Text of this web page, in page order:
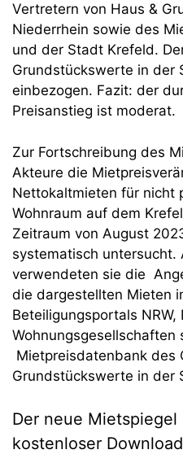
Vertretern von Haus &
Niederrhein sowie des
und der Stadt Krefeld.
Grundstückswerte in der
einbezogen. Fazit: der
Preisanstieg ist moderat.
Zur Fortschreibung des
Akteure die
Nettokaltmieten für nicht
Wohnraum auf dem
Zeitraum von August
systematisch untersucht.
verwendeten sie die
die dargestellten Mieten
Beteiligungsportals NRW,
Wohnungsgesellschaften
Mietpreisdatenbank des
Grundstückswerte in der
Der neue Mietspiegel
kostenloser